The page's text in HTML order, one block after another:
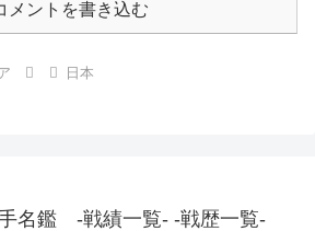
メントを書き込む
日本
名鑑 -戦績一覧- -戦歴一覧-